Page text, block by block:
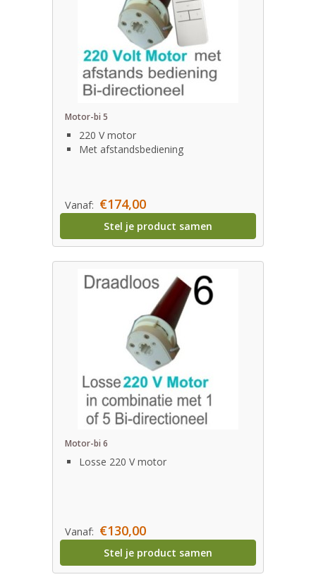
Motor-bi 5
220 V motor
Met afstandsbediening
Vanaf: €174,00
Stel je product samen
Motor-bi 6
Losse 220 V motor
Vanaf: €130,00
Stel je product samen